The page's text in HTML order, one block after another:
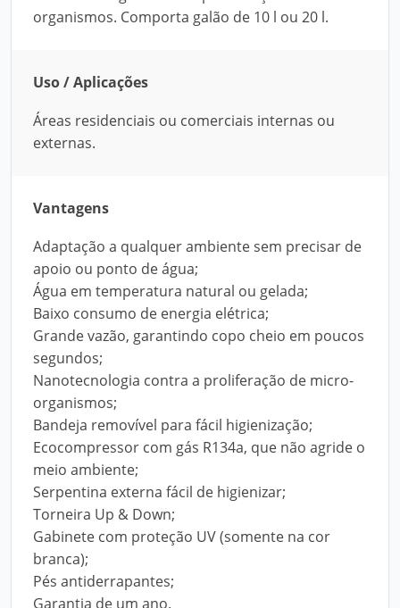
organismos. Comporta galão de 10 l ou 20 l.
Uso / Aplicações
Áreas residenciais ou comerciais internas ou
externas.
Vantagens
Adaptação a qualquer ambiente sem precisar de
apoio ou ponto de água;
Água em temperatura natural ou gelada;
Baixo consumo de energia elétrica;
Grande vazão, garantindo copo cheio em poucos
segundos;
Nanotecnologia contra a proliferação de micro-
organismos;
Bandeja removível para fácil higienização;
Ecocompressor com gás R134a, que não agride o
meio ambiente;
Serpentina externa fácil de higienizar;
Torneira Up & Down;
Gabinete com proteção UV (somente na cor
branca);
Pés antiderrapantes;
Garantia de um ano.